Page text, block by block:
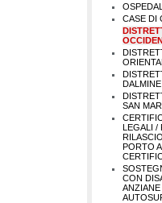
CASE DI
DALMINE
SAN
LEGALI /
PORTO
CON